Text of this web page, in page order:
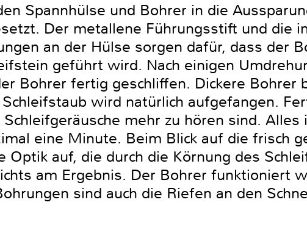
Spannhülse und Bohrer in die
Der metallene Führungsstift und die
an der Hülse sorgen dafür, dass der
geführt wird. Nach einigen
Bohrer fertig geschliffen. Dickere Bohrer
wird natürlich aufgefangen.
mehr zu hören sind.
eine Minute. Beim Blick auf die frisch
Optik auf, die durch die Körnung des
am Ergebnis. Der Bohrer funktioniert
sind auch die Riefen an den